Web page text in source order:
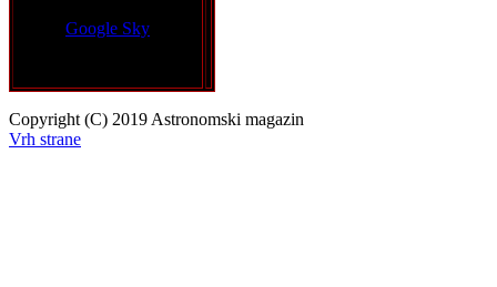
Google Sky
Copyright (C) 2019 Astronomski magazin
Vrh strane